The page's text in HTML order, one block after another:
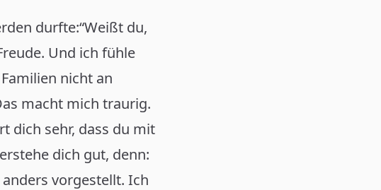
durfte:“Weißt du,
Und ich fühle
nicht an
macht mich traurig.
dich sehr, dass du mit
dich gut, denn:
vorgestellt. Ich